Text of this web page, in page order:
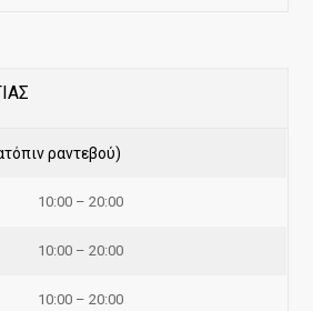
ραντεβού)
10:00 – 20:00
10:00 – 20:00
10:00 – 20:00